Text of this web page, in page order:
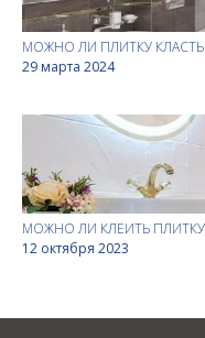
МОЖНО ЛИ ПЛИТКУ
29 марта 2024
МОЖНО ЛИ КЛЕИТЬ
12 октября 2023